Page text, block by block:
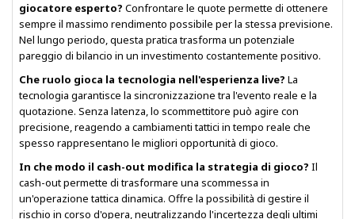
giocatore esperto? Confrontare le quote permette di ottenere
sempre il massimo rendimento possibile per la stessa previsione.
Nel lungo periodo, questa pratica trasforma un potenziale
pareggio di bilancio in un investimento costantemente positivo.
Che ruolo gioca la tecnologia nell'esperienza live? La
tecnologia garantisce la sincronizzazione tra l'evento reale e la
quotazione. Senza latenza, lo scommettitore può agire con
precisione, reagendo a cambiamenti tattici in tempo reale che
spesso rappresentano le migliori opportunità di gioco.
In che modo il cash-out modifica la strategia di gioco? Il
cash-out permette di trasformare una scommessa in
un'operazione tattica dinamica. Offre la possibilità di gestire il
rischio in corso d'opera, neutralizzando l'incertezza degli ultimi